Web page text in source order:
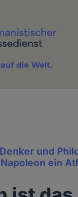
die Welt.
und
ein